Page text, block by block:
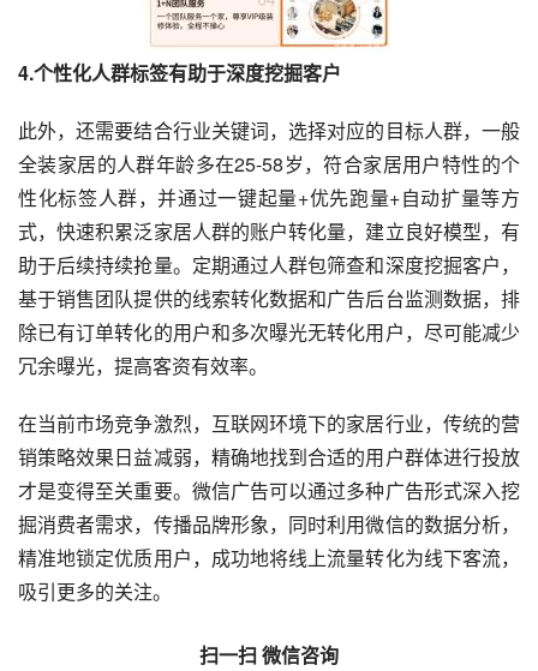
4.个性化人群标签有助于深度挖掘客户
此外，还需要结合行业关键词，选择对应的目标人群，一般
全装家居的人群年龄多在25-58岁，符合家居用户特性的个
性化标签人群，并通过一键起量+优先跑量+自动扩量等方
式，快速积累泛家居人群的账户转化量，建立良好模型，有
助于后续持续抢量。定期通过人群包筛查和深度挖掘客户，
基于销售团队提供的线索转化数据和广告后台监测数据，排
除已有订单转化的用户和多次曝光无转化用户，尽可能减少
冗余曝光，提高客资有效率。
在当前市场竞争激烈，互联网环境下的家居行业，传统的营
销策略效果日益减弱，精确地找到合适的用户群体进行投放
才是变得至关重要。微信广告可以通过多种广告形式深入挖
掘消费者需求，传播品牌形象，同时利用微信的数据分析，
精准地锁定优质用户，成功地将线上流量转化为线下客流，
吸引更多的关注。
扫一扫 微信咨询